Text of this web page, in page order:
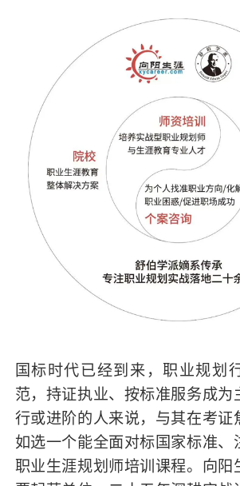
国标时代已经到来，职业规划
范，持证执业、按标准服务成为
行或进阶的人来说，与其在考证
如选一个能全面对标国家标准、
职业生涯规划师培训课程。向阳